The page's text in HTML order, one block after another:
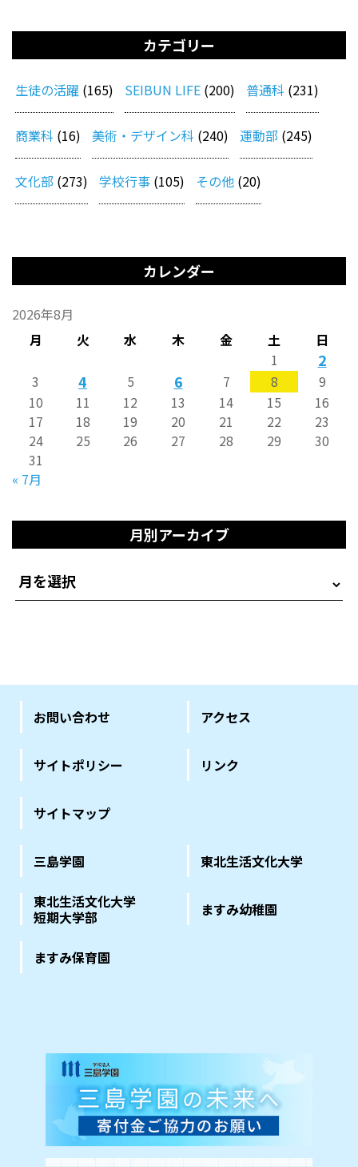
カテゴリー
生徒の活躍 (165) SEIBUN LIFE (200) 普通科 (231)
商業科 (16) 美術・デザイン科 (240) 運動部 (245)
文化部 (273) 学校行事 (105) その他 (20)
カレンダー
2026年8月
月
火 水 木 金 土 日
« 7月
1 2
3 4 5 6 7 8
9
10
11 12 13 14 15
16
17
18 19 20 21 22
23
24
25 26 27 28 29
30
31
月別アーカイブ
お問い合わせ アクセス
サイトポリシー リンク
サイトマップ
三島学園 東北生活文化大学
東北生活文化大学
短期大学部
ますみ幼稚園
ますみ保育園